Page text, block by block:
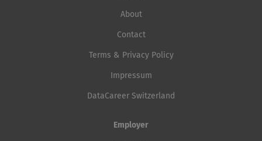
About
Contact
Terms & Privacy Policy
Impressum
DataCareer Switzerland
Employer